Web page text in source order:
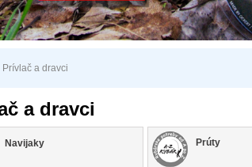
Prívlač a dravci
a dravci
Navijaky Prúty